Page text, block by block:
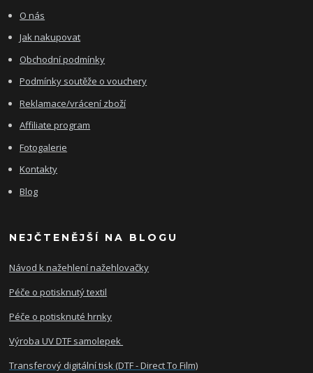
O nás
Jak nakupovat
Obchodní podmínky
Podmínky soutěže o vouchery
Reklamace/vrácení zboží
Affiliate program
Fotogalerie
Kontakty
Blog
NEJČTENĚJŠÍ NA BLOGU
Návod k nažehlení nažehlovačky
Péče o potisknutý textil
Péče o potisknuté hrnky
Výroba UV DTF samolepek
Transferový digitální tisk (DTF - Direct To Film)